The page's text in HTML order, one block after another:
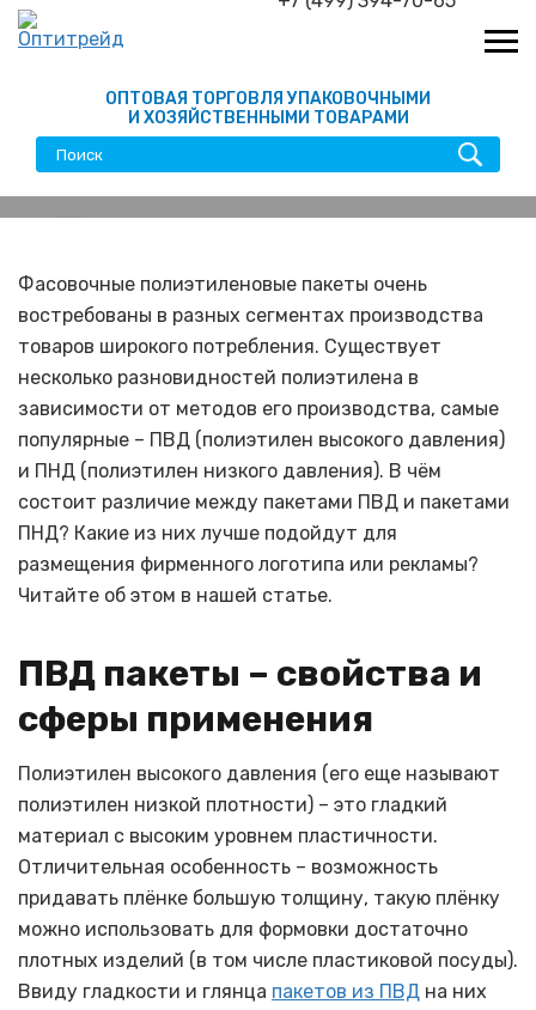
ОПТОВАЯ ТОРГОВЛЯ УПАКОВОЧНЫМИ
И ХОЗЯЙСТВЕННЫМИ ТОВАРАМИ
между ПВД и ПНД
пакетами
Фасовочные полиэтиленовые пакеты очень
востребованы в разных сегментах производства
товаров широкого потребления. Существует
несколько разновидностей полиэтилена в
зависимости от методов его производства, самые
популярные – ПВД (полиэтилен высокого давления)
и ПНД (полиэтилен низкого давления). В чём
состоит различие между пакетами ПВД и пакетами
ПНД? Какие из них лучше подойдут для
размещения фирменного логотипа или рекламы?
Читайте об этом в нашей статье.
ПВД пакеты – свойства и
сферы применения
Полиэтилен высокого давления (его еще называют
полиэтилен низкой плотности) – это гладкий
материал с высоким уровнем пластичности.
Отличительная особенность – возможность
придавать плёнке большую толщину, такую плёнку
можно использовать для формовки достаточно
плотных изделий (в том числе пластиковой посуды).
Ввиду гладкости и глянца пакетов из ПВД на них